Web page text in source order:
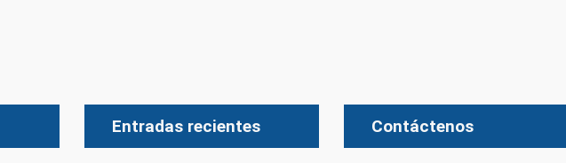
Entradas recientes Contáctenos